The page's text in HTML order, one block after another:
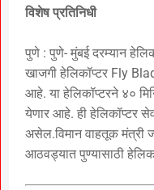
विशेष प्रतिनिधी
पुणे : पुणे- मुंबई दरम्यान
खाजगी हेलिकॉप्टर Fly
आहे. या हेलिकॉप्टरने ४०
येणार आहे. ही हेलिकॉप्टर
असेल.विमान वाहतूक मंत्री
आठवड्यात पुण्यासाठी